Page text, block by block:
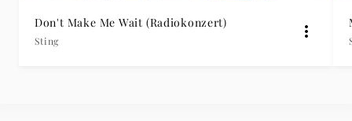
Don't Make Me Wait (Radiokonzert)
Sting